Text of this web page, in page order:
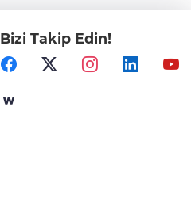
Bizi Takip Edin!